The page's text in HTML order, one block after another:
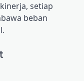
setiap
beban